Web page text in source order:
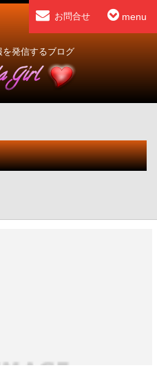
menu
お問合せ
発信するブログ